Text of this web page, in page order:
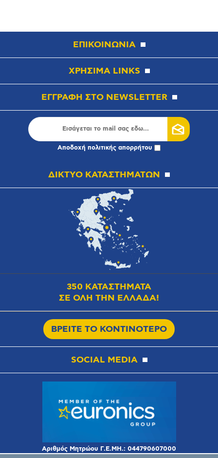
ΕΠΙΚΟΙΝΩΝΙΑ
ΧΡΗΣΙΜΑ LINKS
ΕΓΓΡΑΦΗ ΣΤΟ NEWSLETTER
Αποδοχή πολιτικής απορρήτου
ΔΙΚΤΥΟ ΚΑΤΑΣΤΗΜΑΤΩΝ
350 ΚΑΤΑΣΤΗΜΑΤΑ
ΣΕ ΟΛΗ ΤΗΝ ΕΛΛΑΔΑ!
ΒΡΕΙΤΕ ΤΟ ΚΟΝΤΙΝΟΤΕΡΟ
SOCIAL MEDIA